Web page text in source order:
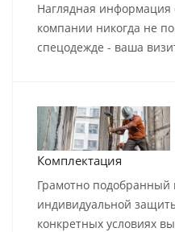
Наглядная информация
компании никогда не
спецодежде - ваша
Комплектация
Грамотно подобранный
индивидуальной
конкретных условиях